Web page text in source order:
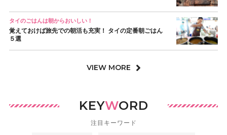
タイのごはんは朝からおいしい！
覚えておけば旅先での朝活も充実！ タイの定番朝ごはん
５選
VIEW MORE
KEYWORD
注目キーワード